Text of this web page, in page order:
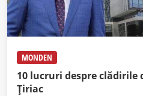
MONDEN
10 lucruri despre clădirile
Țiriac